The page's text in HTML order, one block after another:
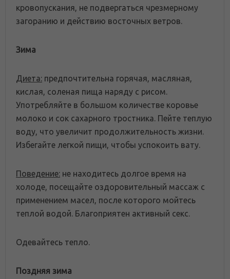
кровопускания, не подвергаться чрезмерному
загоранию и действию восточных ветров.
Зима
Диета: предпочтительна горячая, масляная,
кислая, соленая пища наряду с рисом.
Употребляйте в большом количестве коровье
молоко и сок сахарного тростника. Пейте теплую
воду, что увеличит продолжительность жизни.
Избегайте легкой пищи, чтобы успокоить вату.
Поведение: не находитесь долгое время на
холоде, посещайте оздоровительный массаж с
применением масел, после которого мойтесь
теплой водой. Благоприятен активный секс.
Одевайтесь тепло.
Поздняя зима